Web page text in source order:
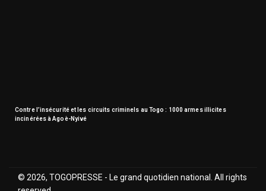
Contre l’insécurité et les circuits criminels au Togo : 1000 armes illicites
incinérées à Agoè-Nyivé
© 2026, TOGOPRESSE - Le grand quotidien national. All rights